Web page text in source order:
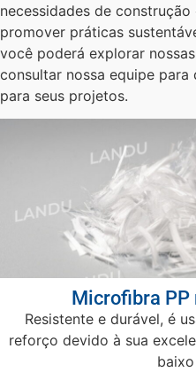
necessidades de
promover práticas
você poderá explorar
consultar nossa equipe
para seus projetos.
Microfibra
Resistente e durável, é
reforço devido à sua